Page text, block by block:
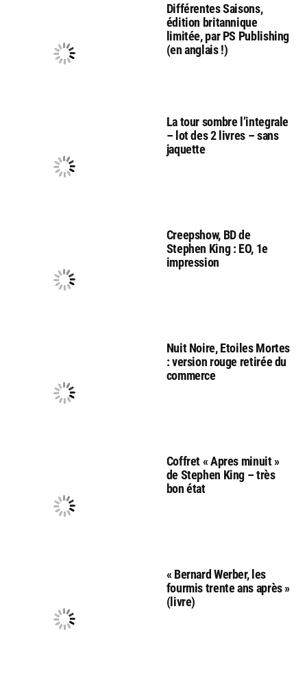
Différentes Saisons,
édition britannique
limitée, par PS Publishing
(en anglais !)
La tour sombre l’integrale
– lot des 2 livres – sans
jaquette
Creepshow, BD de
Stephen King : EO, 1e
impression
Nuit Noire, Etoiles Mortes
: version rouge retirée du
commerce
Coffret « Apres minuit »
de Stephen King – très
bon état
« Bernard Werber, les
fourmis trente ans après »
(livre)